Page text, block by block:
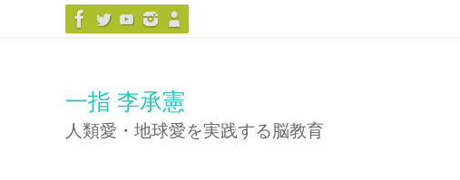
一指 李承憲
人類愛・地球愛を実践する脳教育